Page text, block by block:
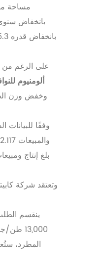
"على الرغم من أن نسبة
ألومنيوم
وخفض وزن
وفقًا
ينقسم